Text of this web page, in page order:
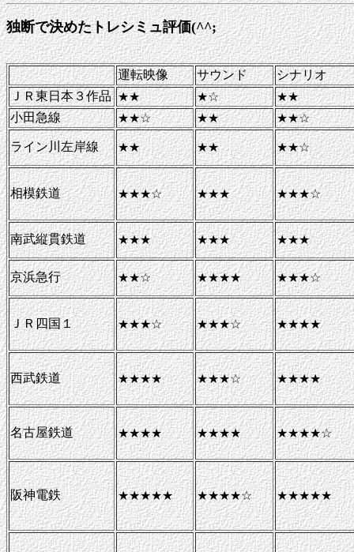
独断で決めたトレシミュ評価(^^;
運転映像 サウンド
シナリオ
ＪＲ東日本３作品 ★★ ★☆
★★
小田急線
★★☆ ★★ ★★☆
ライン川左岸線 ★★ ★★ ★★☆
相模鉄道 ★★★☆ ★★★ ★★★☆
南武縦貫鉄道 ★★★ ★★★ ★★★
京浜急行 ★★☆ ★★★★ ★★★☆
ＪＲ四国１ ★★★☆ ★★★☆ ★★★★
西武鉄道 ★★★★ ★★★☆ ★★★★
名古屋鉄道 ★★★★ ★★★★ ★★★★☆
阪神電鉄 ★★★★★ ★★★★☆ ★★★★★